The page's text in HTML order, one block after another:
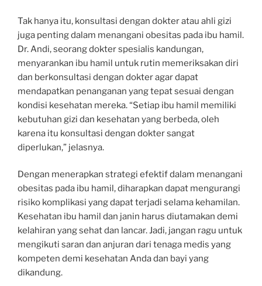
Tak hanya itu, konsultasi dengan dokter atau ahli gizi
juga penting dalam menangani obesitas pada ibu hamil.
Dr. Andi, seorang dokter spesialis kandungan,
menyarankan ibu hamil untuk rutin memeriksakan diri
dan berkonsultasi dengan dokter agar dapat
mendapatkan penanganan yang tepat sesuai dengan
kondisi kesehatan mereka. “Setiap ibu hamil memiliki
kebutuhan gizi dan kesehatan yang berbeda, oleh
karena itu konsultasi dengan dokter sangat
diperlukan,” jelasnya.
Dengan menerapkan strategi efektif dalam menangani
obesitas pada ibu hamil, diharapkan dapat mengurangi
risiko komplikasi yang dapat terjadi selama kehamilan.
Kesehatan ibu hamil dan janin harus diutamakan demi
kelahiran yang sehat dan lancar. Jadi, jangan ragu untuk
mengikuti saran dan anjuran dari tenaga medis yang
kompeten demi kesehatan Anda dan bayi yang
dikandung.